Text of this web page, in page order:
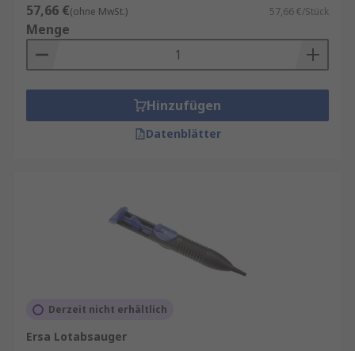
57,66 €(ohne MwSt.) 57,66 €/Stück
Menge
Hinzufügen
Datenblätter
Derzeit nicht erhältlich
Ersa Lotabsauger